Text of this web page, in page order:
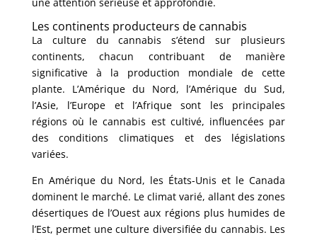
Les continents producteurs de cannabis
La culture du cannabis s’étend sur plusieurs
continents, chacun contribuant de manière
significative à la production mondiale de cette
plante. L’Amérique du Nord, l’Amérique du Sud,
l’Asie, l’Europe et l’Afrique sont les principales
régions où le cannabis est cultivé, influencées par
des conditions climatiques et des législations
variées.
En Amérique du Nord, les États-Unis et le Canada
dominent le marché. Le climat varié, allant des zones
désertiques de l’Ouest aux régions plus humides de
l’Est, permet une culture diversifiée du cannabis. Les